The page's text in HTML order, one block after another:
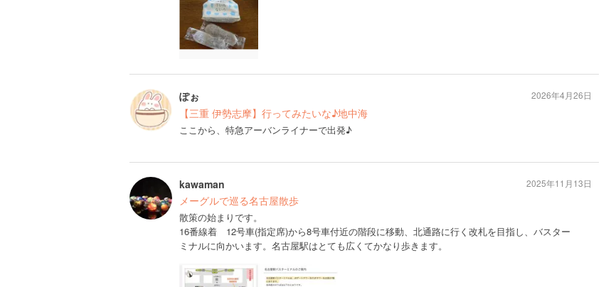
ぽぉ
【三重 伊勢志摩】行ってみたいな♪地中海
ここから、特急アーバンライナーで出発♪
2026年4月26日
kawaman
メーグルで巡る名古屋散歩
散策の始まりです。
16番線着 12号車(指定席)から8号車付近の階段に移動、北通路に行く改札を目指し、バスター
ミナルに向かいます。名古屋駅はとても広くてかなり歩きます。
2025年11月13日